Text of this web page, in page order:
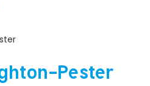
Pester